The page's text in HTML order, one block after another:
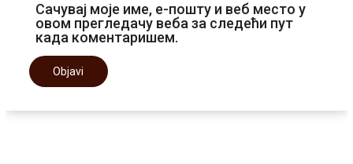
Сачувај моје име, е-пошту и веб место у
овом прегледачу веба за следећи пут
када коментаришем.